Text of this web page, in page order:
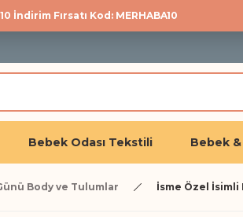
İndirim Fırsatı Kod: MERHABA10
herkese %10 İndirim
Bebek Odası Tekstili Bebek
Body ve Tulumlar İsme Özel İsimli